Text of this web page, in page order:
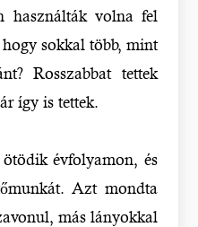
használták volna fel
sokkal több, mint
Rosszabbat tettek
így is tettek.
évfolyamon, és
Azt mondta
más lányokkal